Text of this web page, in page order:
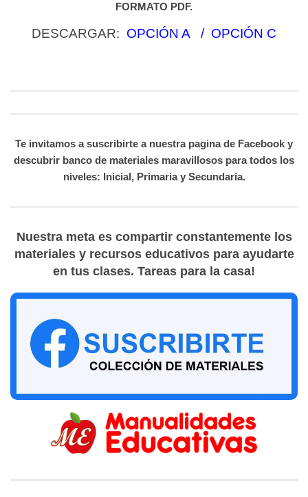
FORMATO PDF.
DESCARGAR: OPCIÓN A / OPCIÓN C
Te invitamos a suscribirte a nuestra pagina de Facebook y
descubrir banco de materiales maravillosos para todos los
niveles: Inicial, Primaria y Secundaria.
Nuestra meta es compartir constantemente los
materiales y recursos educativos para ayudarte
en tus clases. Tareas para la casa!